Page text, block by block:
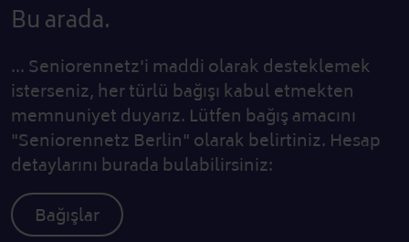
Bu arada.
... Seniorennetz'i maddi olarak desteklemek
isterseniz, her türlü bağışı kabul etmekten
memnuniyet duyarız. Lütfen bağış amacını
"Seniorennetz Berlin" olarak belirtiniz. Hesap
detaylarını burada bulabilirsiniz:
Bağışlar